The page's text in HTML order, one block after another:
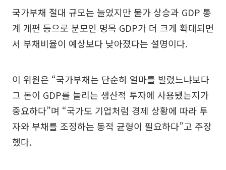
국가부채 절대 규모는 늘었지만 물가 상승과 GDP 통
계 개편 등으로 분모인 명목 GDP가 더 크게 확대되면
서 부채비율이 예상보다 낮아졌다는 설명이다.
이 위원은 “국가부채는 단순히 얼마를 빌렸느냐보다
그 돈이 GDP를 늘리는 생산적 투자에 사용됐는지가
중요하다”며 “국가도 기업처럼 경제 상황에 따라 투
자와 부채를 조정하는 동적 균형이 필요하다”고 주장
했다.